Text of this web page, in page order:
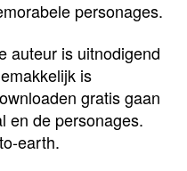
personages.
auteur is uitnodigend
is
gratis gaan
en de personages.
earth.